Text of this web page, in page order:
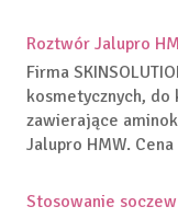
Roztwór Jalupro
Firma
kosmetycznych, do
zawierające
Jalupro HMW.
Stosowanie